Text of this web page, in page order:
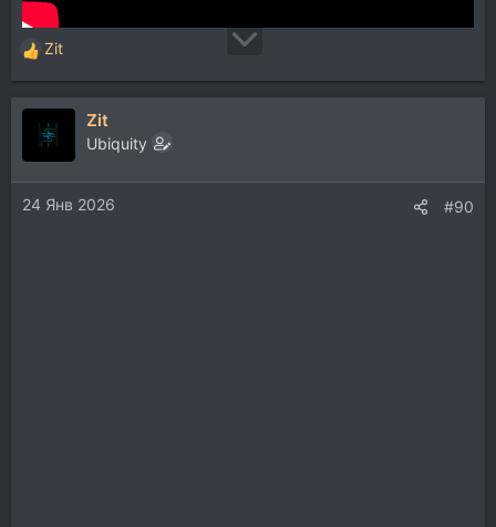
Р
е
а
и
и
:
Zit
Zit
Ubiquity
24 Янв 2026 #90